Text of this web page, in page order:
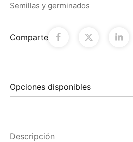
Semillas y germinados
Comparte
Opciones disponibles
Descripción